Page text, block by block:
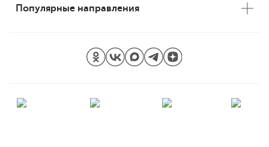
Популярные направления